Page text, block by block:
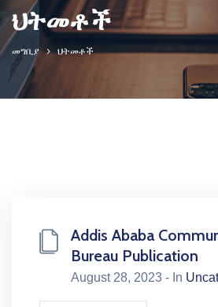
ህትመቶች
መግቢያ ህትመቶች
Addis Ababa
Bureau Publication
August 28, 2023 - In